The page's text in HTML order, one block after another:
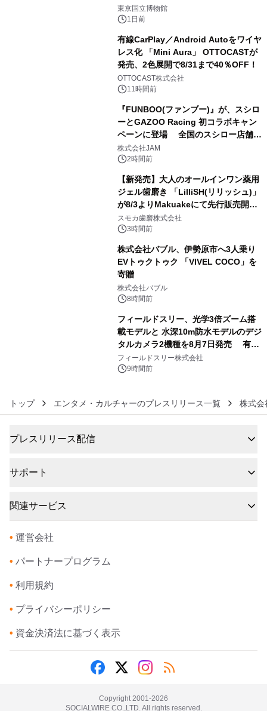
東京国立博物館
1日前
有線CarPlay／Android Autoをワイヤ
レス化 「Mini Aura」 OTTOCASTが
発売、2色展開で8/31まで40％OFF！
OTTOCAST株式会社
11時間前
『FUNBOO(ファンブー)』が、スシロ
ーとGAZOO Racing 初コラボキャン
ペーンに登場 全国のスシロー店舗で
GR 4車種の FUNBOO(ミニカー)付き
メニューが展開されます
株式会社JAM
2時間前
【新発売】大人のオールインワン薬用
ジェル歯磨き 「LilliSH(リリッシュ)」
が8/3よりMakuakeにて先行販売開
始！
スモカ歯磨株式会社
3時間前
株式会社バブル、伊勢原市へ3人乗り
EVトゥクトゥク 「VIVEL COCO」を
寄贈
株式会社バブル
8時間前
フィールドスリー、光学3倍ズーム搭
載モデルと 水深10m防水モデルのデジ
タルカメラ2機種を8月7日発売 有効
約1300万画素、用途別に選べるコンデ
ジ新登場
フィールドスリー株式会社
9時間前
トップ エンタメ・カルチャーのプレスリリース一覧 株式会
プレスリリース配信
サポート
関連サービス
• 運営会社
• パートナープログラム
• 利用規約
• プライバシーポリシー
• 資金決済法に基づく表示
Copyright 2001-2026
SOCIALWIRE CO.,LTD. All rights reserved.